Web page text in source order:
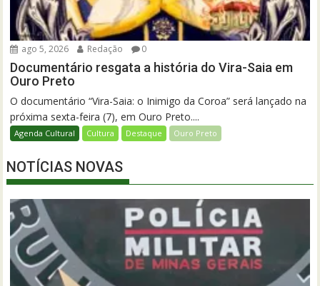
ago 5, 2026 Redação 0
Documentário resgata a história do Vira-Saia em
Ouro Preto
O documentário “Vira-Saia: o Inimigo da Coroa” será lançado na
próxima sexta-feira (7), em Ouro Preto....
Agenda Cultural Cultura Destaque Ouro Preto
NOTÍCIAS NOVAS